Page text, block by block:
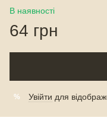
В наявності
64 грн
% Увійти для